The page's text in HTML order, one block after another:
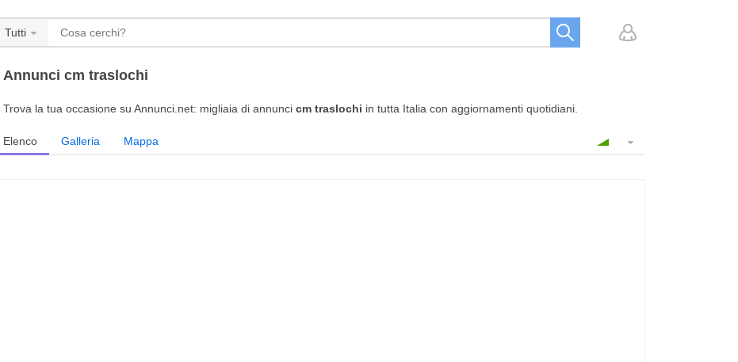
Tutti
Annunci cm traslochi
Trova la tua occasione su Annunci.net: migliaia di annunci cm traslochi in tutta Italia con aggiornamenti quotidiani.
Elenco Galleria Mappa